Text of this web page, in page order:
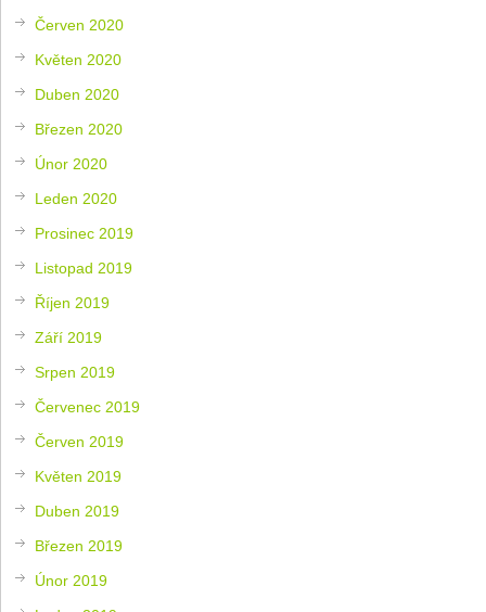
Červen 2020
Květen 2020
Duben 2020
Březen 2020
Únor 2020
Leden 2020
Prosinec 2019
Listopad 2019
Říjen 2019
Září 2019
Srpen 2019
Červenec 2019
Červen 2019
Květen 2019
Duben 2019
Březen 2019
Únor 2019